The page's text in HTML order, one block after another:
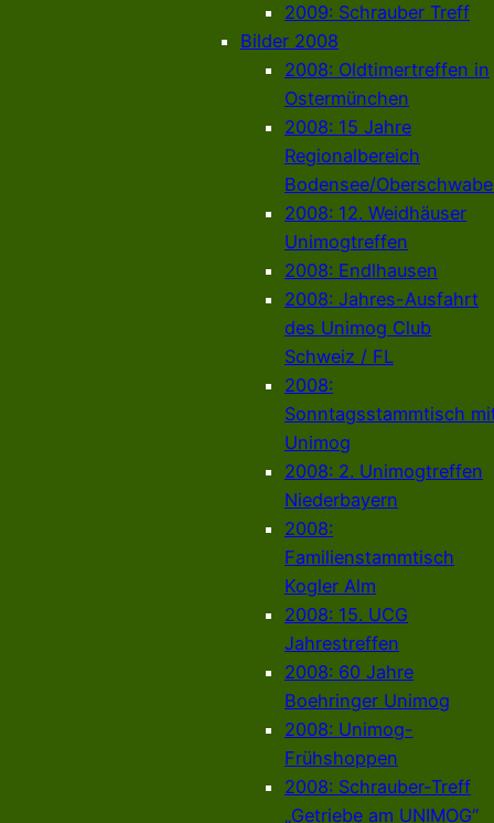
2009: Schrauber Treff
Bilder 2008
2008: Oldtimertreffen in
Ostermünchen
2008: 15 Jahre
Regionalbereich
Bodensee/
2008: 12. Weidhäuser
Unimogtreffen
2008: Endlhausen
2008: Jahres-Ausfahrt
des Unimog Club
Schweiz / FL
2008:
Sonntagsstammtisch
Unimog
2008: 2. Unimogtreffen
Niederbayern
2008:
Familienstammtisch
Kogler Alm
2008: 15. UCG
Jahrestreffen
2008: 60 Jahre
Boehringer Unimog
2008: Unimog-
Frühshoppen
2008: Schrauber-Treff
„Getriebe am UNIMOG“